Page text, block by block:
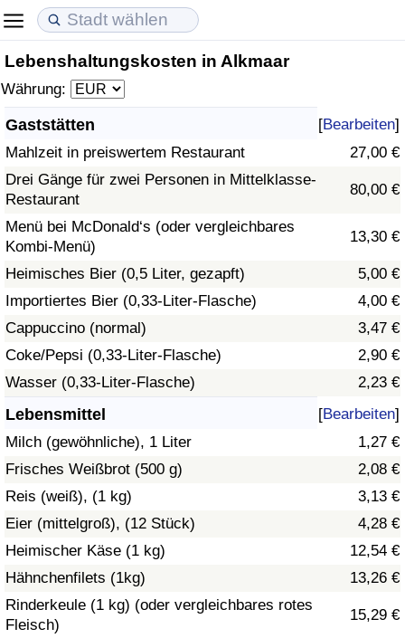
Lebenshaltungskosten in Alkmaar
Währung:
Gaststätten [Bearbeiten]
Mahlzeit in preiswertem Restaurant
27,00 €
Drei Gänge für zwei Personen in Mittelklasse-
Restaurant
80,00 €
Menü bei McDonald‘s (oder vergleichbares
Kombi-Menü)
13,30 €
Heimisches Bier (0,5 Liter, gezapft)
5,00 €
Importiertes Bier (0,33-Liter-Flasche)
4,00 €
Cappuccino (normal)
3,47 €
Coke/Pepsi (0,33-Liter-Flasche)
2,90 €
Wasser (0,33-Liter-Flasche)
2,23 €
Lebensmittel [Bearbeiten]
Milch (gewöhnliche), 1 Liter
1,27 €
Frisches Weißbrot (500 g)
2,08 €
Reis (weiß), (1 kg)
3,13 €
Eier (mittelgroß), (12 Stück)
4,28 €
Heimischer Käse (1 kg)
12,54 €
Hähnchenfilets (1kg)
13,26 €
Rinderkeule (1 kg) (oder vergleichbares rotes
Fleisch)
15,29 €
Lebenshaltungskosten
Lebenshaltungskosten-Index (aktuell)
Lebenshaltungskosten-Index
Lebenshaltungskosten-Index nach Land
in Akaba
Immobilienpreise
Immobilienpreis-Index (aktuell)
Immobilienpreis-Index
Immobilienpreis-Index nach Land
Lebensqualität
Lebensqualität-Index
Lebensqualität-Index (aktuell)
Lebensqualitätsindex nach Land
Kriminalität
Kriminalitäts-Index (aktuell)
Kriminalitäts-Index
Kriminalitätsindex nach Land
Gesundheitsversorgung
Gesundheitsversorgungs-Index (aktuell)
Gesundheitsversorgungs-Index
Gesundheitsversorgungs-Index nach Land
Umweltverschmutzung